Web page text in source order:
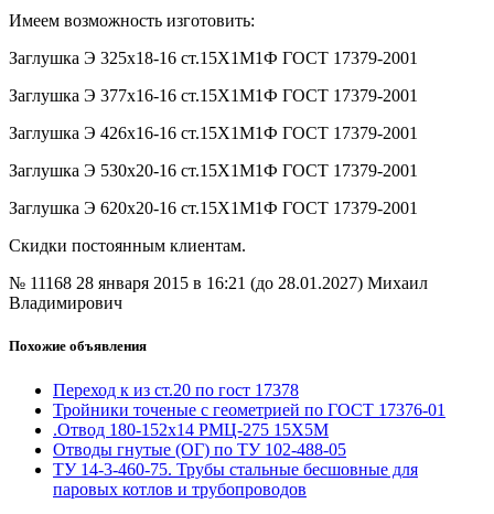
Имеем возможность изготовить:
Заглушка Э 325х18-16 ст.15Х1М1Ф ГОСТ 17379-2001
Заглушка Э 377х16-16 ст.15Х1М1Ф ГОСТ 17379-2001
Заглушка Э 426х16-16 ст.15Х1М1Ф ГОСТ 17379-2001
Заглушка Э 530х20-16 ст.15Х1М1Ф ГОСТ 17379-2001
Заглушка Э 620х20-16 ст.15Х1М1Ф ГОСТ 17379-2001
Скидки постоянным клиентам.
№ 11168 28 января 2015 в 16:21 (до 28.01.2027) Михаил
Владимирович
Похожие объявления
Переход к из ст.20 по гост 17378
Тройники точеные с геометрией по ГОСТ 17376-01
.Отвод 180-152х14 РМЦ-275 15Х5М
Отводы гнутые (ОГ) по ТУ 102-488-05
ТУ 14-3-460-75. Трубы стальные бесшовные для
паровых котлов и трубопроводов